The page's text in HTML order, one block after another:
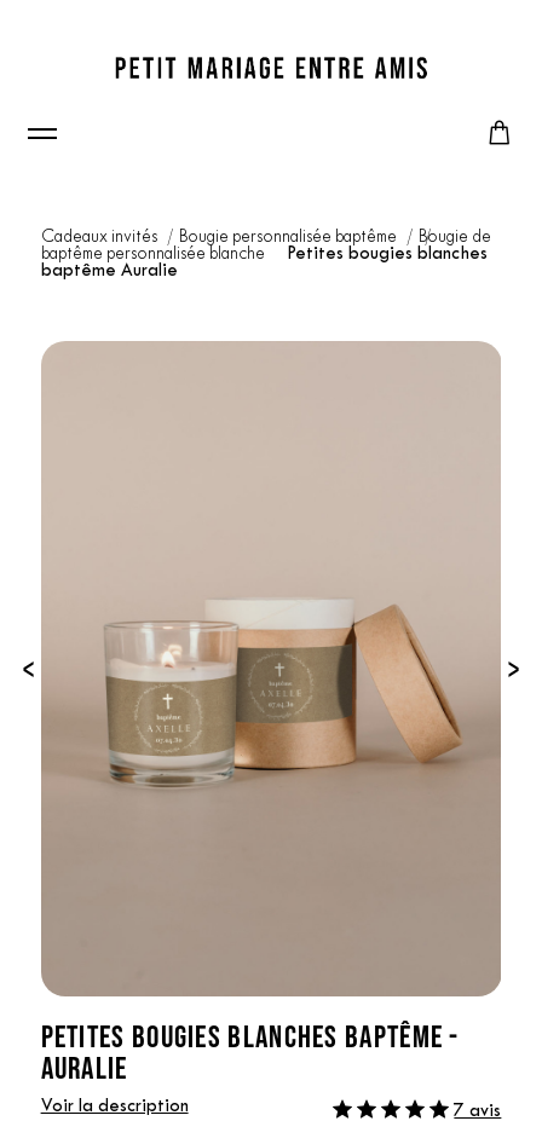
Cadeaux invités Bougie personnalisée baptême
Bougie de
baptême personnalisée blanche
Petites bougies blanches
baptême Auralie
‹ ›
PETITES BOUGIES BLANCHES BAPTÊME -
AURALIE
Voir la description 7 avis